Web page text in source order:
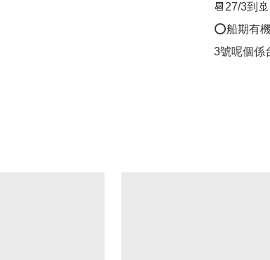
📆27/3到🚢
⭕️船期有